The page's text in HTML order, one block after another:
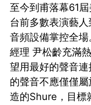
至今到甫落幕61
台前多數表演藝
音頻設備掌控全
經理 尹松齡充滿
望用最好的聲音
的聲音不應僅僅
造的Shure，目標